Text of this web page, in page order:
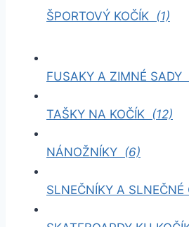
ŠPORTOVÝ KOČÍK (1)
FUSAKY A ZIMNÉ SADY
TAŠKY NA KOČÍK (12)
NÁNOŽNÍKY (6)
SLNEČNÍKY A SLNEČNÉ